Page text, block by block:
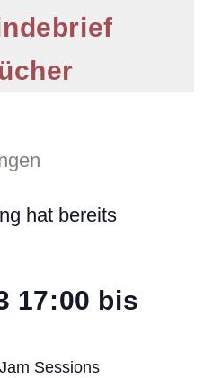
hat bereits
17:00 bis
Jam Sessions